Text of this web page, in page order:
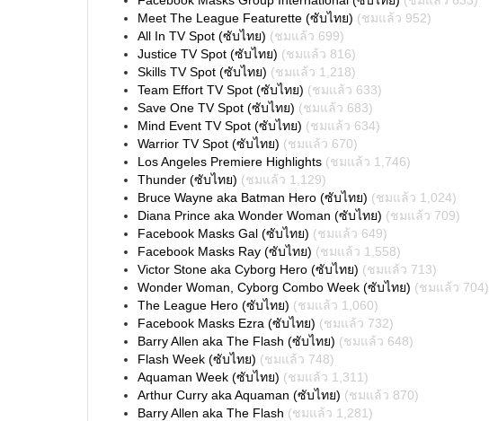
Meet The League Featurette (ซับไทย) (ชมแล้ว 952)
All In TV Spot (ซับไทย) (ชมแล้ว 699)
Justice TV Spot (ซับไทย) (ชมแล้ว 816)
Skills TV Spot (ซับไทย) (ชมแล้ว 1,218)
Team Effort TV Spot (ซับไทย) (ชมแล้ว 633)
Save One TV Spot (ซับไทย) (ชมแล้ว 683)
Mind Event TV Spot (ซับไทย) (ชมแล้ว 634)
Warrior TV Spot (ซับไทย) (ชมแล้ว 670)
Los Angeles Premiere Highlights (ชมแล้ว 1,746)
Thunder (ซับไทย) (ชมแล้ว 1,129)
Bruce Wayne aka Batman Hero (ซับไทย) (ชมแล้ว 1,024)
Diana Prince aka Wonder Woman (ซับไทย) (ชมแล้ว 709)
Facebook Masks Gal (ซับไทย) (ชมแล้ว 649)
Facebook Masks Ray (ซับไทย) (ชมแล้ว 1,558)
Victor Stone aka Cyborg Hero (ซับไทย) (ชมแล้ว 713)
Wonder Woman, Cyborg Combo Week (ซับไทย) (ชมแล้ว 704)
The League Hero (ซับไทย) (ชมแล้ว 1,060)
Facebook Masks Ezra (ซับไทย) (ชมแล้ว 732)
Barry Allen aka The Flash (ซับไทย) (ชมแล้ว 648)
Flash Week (ซับไทย) (ชมแล้ว 748)
Aquaman Week (ซับไทย) (ชมแล้ว 1,311)
Arthur Curry aka Aquaman (ซับไทย) (ชมแล้ว 870)
Barry Allen aka The Flash (ชมแล้ว 1,281)